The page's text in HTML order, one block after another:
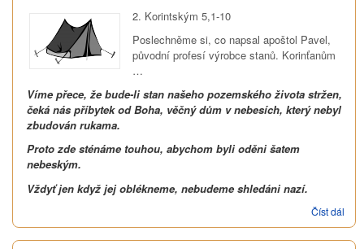
2. Korintským 5,1-10
Poslechněme si, co napsal apoštol Pavel,
původní profesí výrobce stanů. Korinťanům
…
Víme přece, že bude-li stan našeho pozemského života stržen,
čeká nás příbytek od Boha, věčný dům v nebesích, který nebyl
zbudován rukama.
Proto zde sténáme touhou, abychom byli oděni šatem
nebeským.
Vždyť jen když jej oblékneme, nebudeme shledáni nazí.
Číst dál